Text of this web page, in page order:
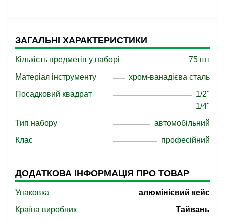
ЗАГАЛЬНІ ХАРАКТЕРИСТИКИ
Кількість предметів у наборі
75 шт
Матеріал інструменту
хром-ванадієва сталь
Посадковий квадрат
1/2"
1/4"
Тип набору
автомобільний
Клас
професійний
ДОДАТКОВА ІНФОРМАЦІЯ ПРО ТОВАР
Упаковка
алюмінієвий кейс
Країна виробник
Тайвань